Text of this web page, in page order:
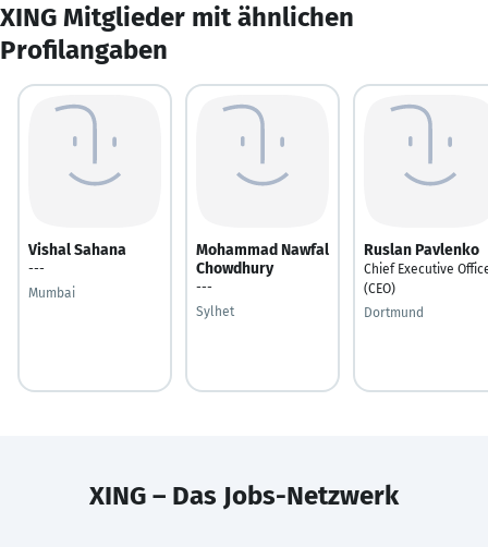
XING Mitglieder mit ähnlichen
Profilangaben
Vishal Sahana
---
Mumbai
Mohammad Nawfal
Chowdhury
---
Sylhet
Ruslan Pavlenko
Chief Executive
(CEO)
Dortmund
XING – Das Jobs-Netzwerk